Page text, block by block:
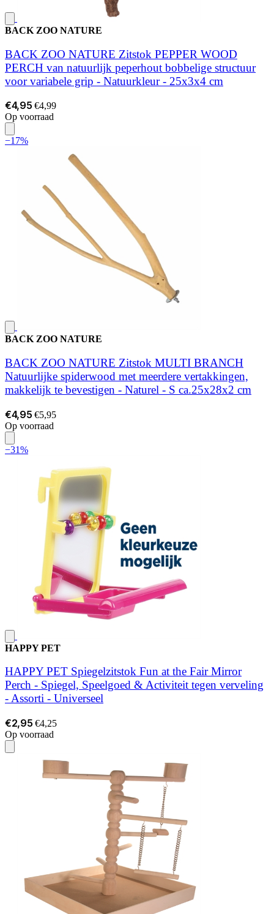
BACK ZOO NATURE
BACK ZOO NATURE Zitstok PEPPER WOOD
PERCH van natuurlijk peperhout bobbelige structuur
voor variabele grip - Natuurkleur - 25x3x4 cm
€4,95 €4,99
Op voorraad
−17%
BACK ZOO NATURE
BACK ZOO NATURE Zitstok MULTI BRANCH
Natuurlijke spiderwood met meerdere vertakkingen,
makkelijk te bevestigen - Naturel - S ca.25x28x2 cm
€4,95 €5,95
Op voorraad
−31%
HAPPY PET
HAPPY PET Spiegelzitstok Fun at the Fair Mirror
Perch - Spiegel, Speelgoed & Activiteit tegen verveling
- Assorti - Universeel
€2,95 €4,25
Op voorraad